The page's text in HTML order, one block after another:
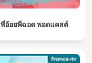
พี่อ้อยพี่ฉอด พอดแคสต์